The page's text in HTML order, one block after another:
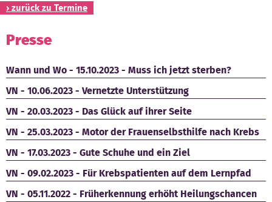
› zurück zu Termine
Presse
Wann und Wo - 15.10.2023 - Muss ich jetzt sterben?
VN - 10.06.2023 - Vernetzte Unterstützung
VN - 20.03.2023 - Das Glück auf ihrer Seite
VN - 25.03.2023 - Motor der Frauenselbsthilfe nach Krebs
VN - 17.03.2023 - Gute Schuhe und ein Ziel
VN - 09.02.2023 - Für Krebspatienten auf dem Lernpfad
VN - 05.11.2022 - Früherkennung erhöht Heilungschancen